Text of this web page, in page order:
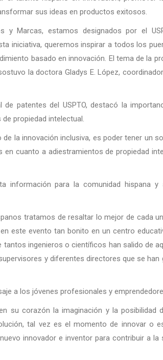
sus ideas en productos exitosos.
y Marcas, estamos designados por el
iniciativa, queremos inspirar a todos los
basado en innovación. El tema de la
la doctora Gladys E. López,
de patentes del USPTO, destacó la
propiedad intelectual.
la innovación inclusiva, es poder tener un
cuanto a adiestramientos de propiedad
información para la comunidad hispana
tratamos de resaltar lo mejor de cada
este evento tan bonito en un centro
ingenieros o científicos han salido de
y diferentes directores que se han
a los jóvenes profesionales y
su corazón la imaginación y la posibilidad
tal vez es el momento de innovar o
innovador e inventor para contribuir a la